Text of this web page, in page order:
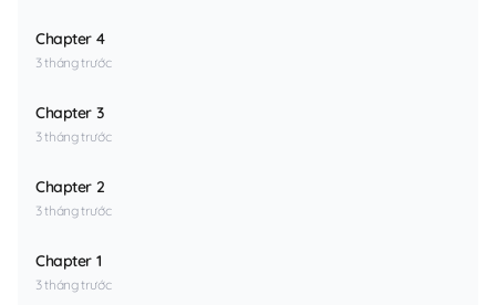
Chapter 4
3 tháng trước
Chapter 3
3 tháng trước
Chapter 2
3 tháng trước
Chapter 1
3 tháng trước